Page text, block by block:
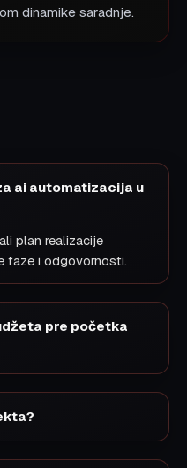
dinamike saradnje.
ai automatizacija u
plan realizacije
faze i odgovornosti.
pre početka